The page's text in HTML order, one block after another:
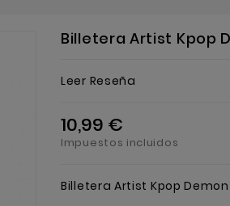
Billetera Artist Kpop
Leer Reseña
10,99 €
Impuestos incluidos
Billetera Artist Kpop